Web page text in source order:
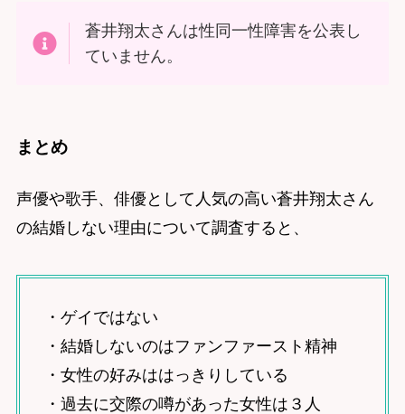
蒼井翔太さんは性同一性障害を公表し
ていません。
まとめ
声優や歌手、俳優として人気の高い蒼井翔太さん
の結婚しない理由について調査すると、
・ゲイではない
・結婚しないのはファンファースト精神
・女性の好みははっきりしている
・過去に交際の噂があった女性は３人